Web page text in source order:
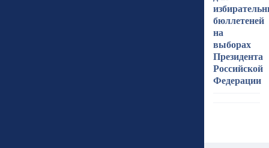
бюллетеней
на
выборах
Президента
Российской
Федерации